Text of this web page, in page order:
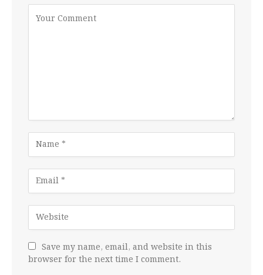
Save my name, email, and website in this
browser for the next time I comment.